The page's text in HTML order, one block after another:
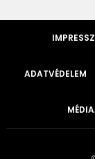
ADATVÉDELEM